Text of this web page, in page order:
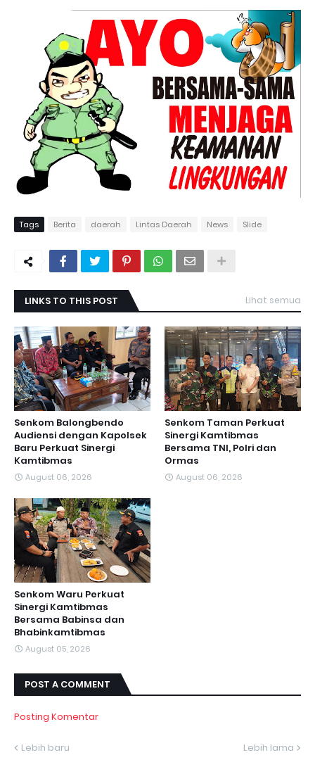
Tags Berita daerah Lintas Daerah News Slide
LINKS TO THIS POST Lihat semua
Senkom Balongbendo
Audiensi dengan Kapolsek
Baru Perkuat Sinergi
Kamtibmas
August 06, 2026
Senkom Taman Perkuat
Sinergi Kamtibmas
Bersama TNI, Polri dan
Ormas
August 06, 2026
Senkom Waru Perkuat
Sinergi Kamtibmas
Bersama Babinsa dan
Bhabinkamtibmas
August 05, 2026
POST A COMMENT
Posting Komentar
Lebih baru Lebih lama